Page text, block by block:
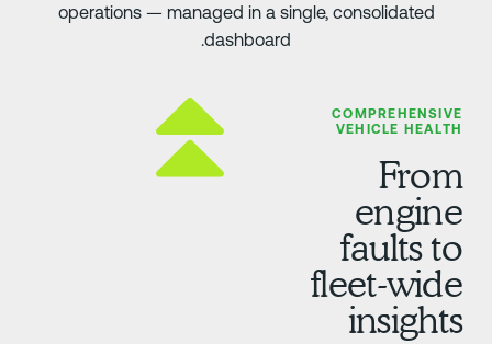
operations — managed in a single, consolidated
dashboard.
VEHICLE
faults
fleet-